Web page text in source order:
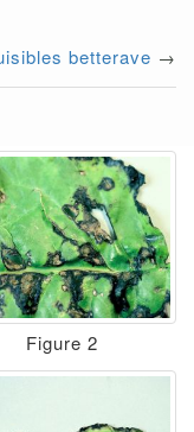
betterave →
Figure 2